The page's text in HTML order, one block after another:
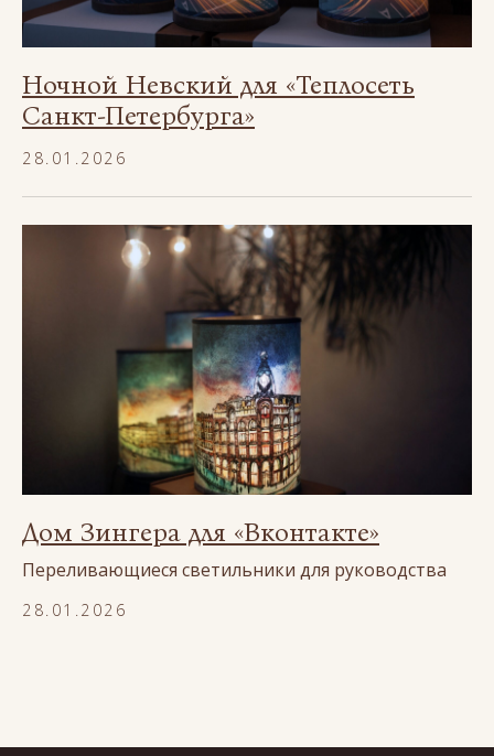
Ночной Невский для «Теплосеть
Санкт-Петербурга»
28.01.2026
Дом Зингера для «Вконтакте»
Переливающиеся светильники для руководства
28.01.2026